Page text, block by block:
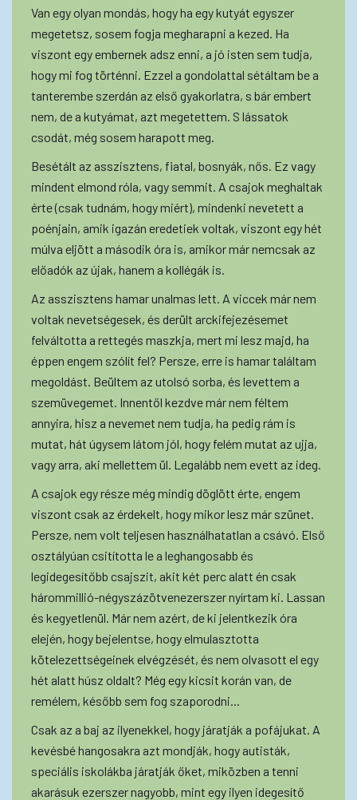
Van egy olyan mondás, hogy ha egy kutyát egyszer
megetetsz, sosem fogja megharapni a kezed. Ha
viszont egy embernek adsz enni, a jó isten sem tudja,
hogy mi fog történni. Ezzel a gondolattal sétáltam be a
tanterembe szerdán az első gyakorlatra, s bár embert
nem, de a kutyámat, azt megetettem. S lássatok
csodát, még sosem harapott meg.
Besétált az asszisztens, fiatal, bosnyák, nős. Ez vagy
mindent elmond róla, vagy semmit. A csajok meghaltak
érte (csak tudnám, hogy miért), mindenki nevetett a
poénjain, amik igazán eredetiek voltak, viszont egy hét
múlva eljött a második óra is, amikor már nemcsak az
előadók az újak, hanem a kollégák is.
Az asszisztens hamar unalmas lett. A viccek már nem
voltak nevetségesek, és derült arckifejezésemet
felváltotta a rettegés maszkja, mert mi lesz majd, ha
éppen engem szólít fel? Persze, erre is hamar találtam
megoldást. Beültem az utolsó sorba, és levettem a
szemüvegemet. Innentől kezdve már nem féltem
annyira, hisz a nevemet nem tudja, ha pedig rám is
mutat, hát úgysem látom jól, hogy felém mutat az ujja,
vagy arra, aki mellettem ül. Legalább nem evett az ideg.
A csajok egy része még mindig döglött érte, engem
viszont csak az érdekelt, hogy mikor lesz már szünet.
Persze, nem volt teljesen használhatatlan a csávó. Első
osztályúan csitította le a leghangosabb és
legidegesítőbb csajszit, akit két perc alatt én csak
hárommillió-négyszázötvenezerszer nyírtam ki. Lassan
és kegyetlenül. Már nem azért, de ki jelentkezik óra
elején, hogy bejelentse, hogy elmulasztotta
kötelezettségeinek elvégzését, és nem olvasott el egy
hét alatt húsz oldalt? Még egy kicsit korán van, de
remélem, később sem fog szaporodni...
Csak az a baj az ilyenekkel, hogy járatják a pofájukat. A
kevésbé hangosakra azt mondják, hogy autisták,
speciális iskolákba járatják őket, miközben a tenni
akarásuk ezerszer nagyobb, mint egy ilyen idegesítő